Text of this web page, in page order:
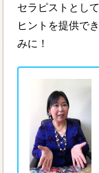
セラピストとし
ヒントを提供で
みに！